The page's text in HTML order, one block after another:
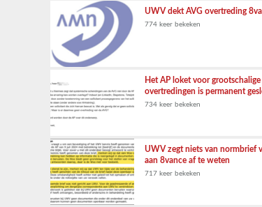
UWV dekt AVG overtreding
774 keer bekeken
Het AP loket voor grootschalige
overtredingen is permanent
734 keer bekeken
UWV zegt niets van normbrief
aan 8vance af te weten
717 keer bekeken